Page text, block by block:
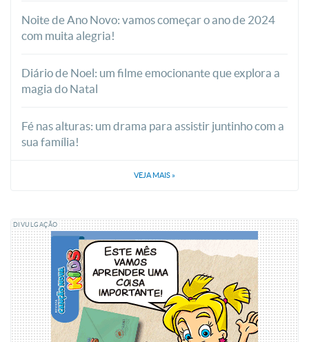
Noite de Ano Novo: vamos começar o ano de 2024
com muita alegria!
Diário de Noel: um filme emocionante que explora a
magia do Natal
Fé nas alturas: um drama para assistir juntinho com a
sua família!
VEJA MAIS »
DIVULGAÇÃO